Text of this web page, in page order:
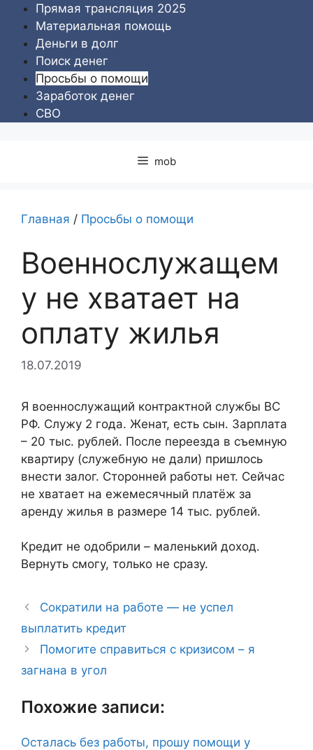
Перейти
содержимому
Прямая трансляция 2025
Материальная помощь
Деньги в долг
Поиск денег
Просьбы о помощи
Заработок денег
СВО
mob
Главная / Просьбы о помощи
Военнослужащем
у не хватает на
оплату жилья
18.07.2019
Я военнослужащий контрактной службы ВС
РФ. Служу 2 года. Женат, есть сын. Зарплата
– 20 тыс. рублей. После переезда в съемную
квартиру (служебную не дали) пришлось
внести залог. Сторонней работы нет. Сейчас
не хватает на ежемесячный платёж за
аренду жилья в размере 14 тыс. рублей.
Кредит не одобрили – маленький доход.
Вернуть смогу, только не сразу.
Сократили на работе — не успел
выплатить кредит
Помогите справиться с кризисом – я
загнана в угол
Похожие записи:
Осталась без работы, прошу помощи у